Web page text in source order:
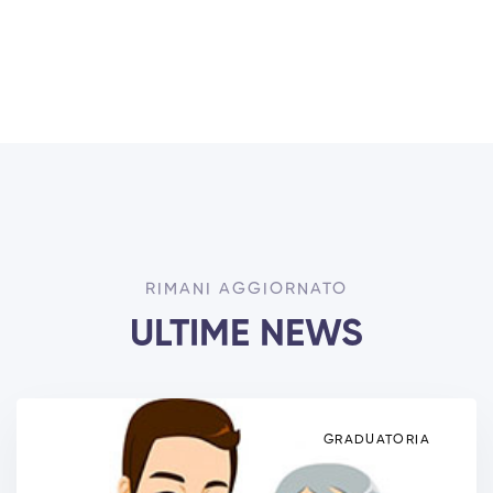
RIMANI AGGIORNATO
ULTIME NEWS
GRADUATORIA